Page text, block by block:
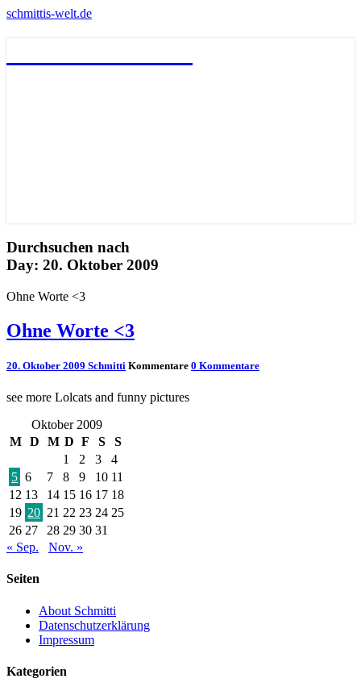
schmittis-welt.de
Durchsuchen nach
Day: 20. Oktober 2009
Ohne Worte <3
Ohne Worte <3
20. Oktober 2009 Schmitti Kommentare 0 Kommentare
see more Lolcats and funny pictures
Oktober 2009
M
D M D F S
S
1
2 3
4
5 6 7 8 9 10 11
12 13 14 15 16 17 18
19 20 21 22 23 24 25
26 27 28 29 30 31
« Sep.
Nov. »
Seiten
About Schmitti
Datenschutzerklärung
Impressum
Kategorien